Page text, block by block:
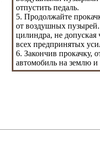
отпустить педаль.
5. Продолжайте
от воздушных пузырей.
цилиндра, не допуская
всех предпринятых
6. Закончив прокачку,
автомобиль на землю и